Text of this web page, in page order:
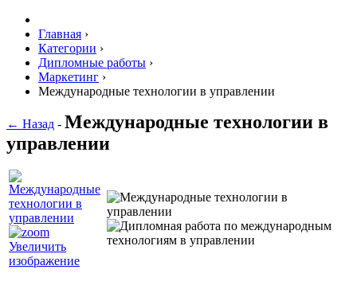
Главная ›
Категории ›
Дипломные работы ›
Маркетинг ›
Международные технологии в управлении
← Назад - Международные технологии в
управлении
Увеличить
изображение